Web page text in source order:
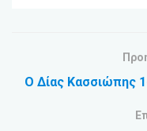
Ο Δίας Κασσιώπης